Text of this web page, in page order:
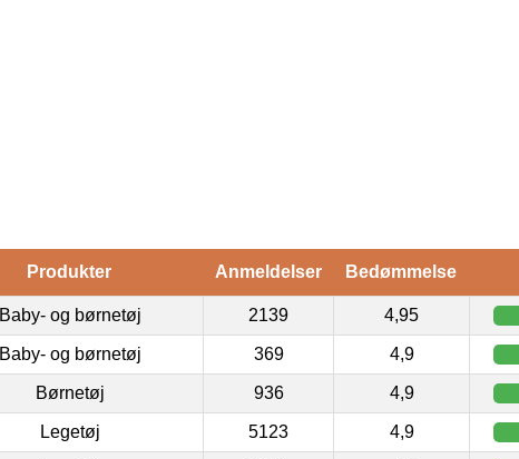
Produkter Anmeldelser Bedømmelse
Baby- og børnetøj 2139 4,95
Baby- og børnetøj 369 4,9
Børnetøj 936 4,9
Legetøj 5123 4,9